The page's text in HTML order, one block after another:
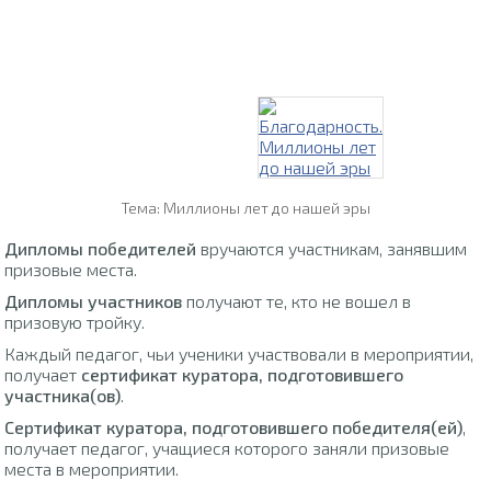
Тема: Миллионы лет до нашей эры
Дипломы победителей вручаются участникам, занявшим
призовые места.
Дипломы участников получают те, кто не вошел в
призовую тройку.
Каждый педагог, чьи ученики участвовали в мероприятии,
получает сертификат куратора, подготовившего
участника(ов)
Сертификат куратора, подготовившего победителя(ей)
получает педагог, учащиеся которого заняли призовые
места в мероприятии.